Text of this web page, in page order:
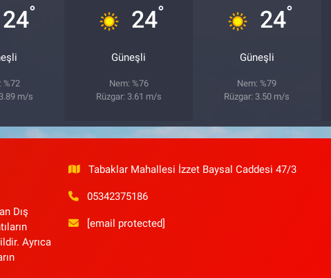
24°
%72
m/s
24°
Güneşli
Nem: %76
Rüzgar: 3.61 m/s
24°
Güneşli
Nem: %79
Rüzgar: 3.50 m/s
Dış
Ayrıca
Tabaklar Mahallesi İzzet Baysal Caddesi 47/3
05342375186
[email protected]